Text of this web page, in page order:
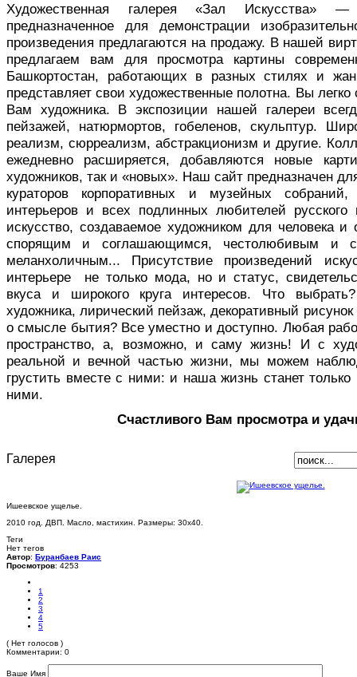
Художественная галерея «Зал Искусства» —
предназначенное для демонстрации
произведения предлагаются на продажу. В нашей
предлагаем вам для просмотра картины
Башкортостан, работающих в разных стилях и
представляет свои художественные полотна. Вы
Вам художника. В экспозиции нашей галереи
пейзажей, натюрмортов, гобеленов, скульптур.
реализм, сюрреализм, абстракционизм и другие.
ежедневно расширяется, добавляются новые
художников, так и «новых». Наш сайт предназначен
кураторов корпоративных и музейных
интерьеров и всех подлинных любителей
искусство, создаваемое художником для человека и
спорящим и соглашающимся, честолюбивым и
меланхоличным... Присутствие произведений
интерьере не только мода, но и статус,
вкуса и широкого круга интересов. Что
художника, лирический пейзаж, декоративный
о смысле бытия? Все уместно и доступно. Любая
пространство, а, возможно, и саму жизнь! И с
реальной и вечной частью жизни, мы можем
грустить вместе с ними: и наша жизнь станет только
ними.
Счастливого Вам просмотра и
Галерея
Ишеевское ущелье.
2010 год. ДВП. Масло, мастихин. Размеры: 30х40.
Теги
Нет тегов
Автор: Буранбаев Раис
Просмотров: 4253
1
2
3
4
5
( Нет голосов )
Комментарии: 0
Ваше Имя